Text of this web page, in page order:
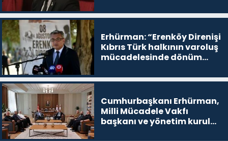
devam edeceğim’ dediği
Erhürman: “Erenköy Direnişi
Kıbrıs Türk halkının varoluş
mücadelesinde dönüm
Cumhurbaşkanı Erhürman,
Milli Mücadele Vakfı
başkanı ve yönetim kurulu